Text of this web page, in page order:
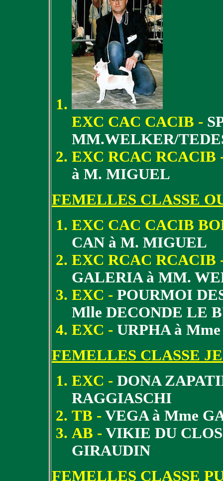
EXC CAC CACIB -
MM.WELKER/
EXC RCAC RCACIB
à M. MIGUEL
FEMELLES CLASSE
EXC CAC CACIB
CAN à M. MIGUEL
EXC RCAC RCACIB
GALERIA à MM.
EXC - POURMOI
Mlle DECONDE LE
EXC - URPHA à
FEMELLES CLASSE
EXC - DONA
RAGGIASCHI
TB - VEGA à Mme
AB - VIKIE DU
GIRAUDIN
FEMELLES CLASSE